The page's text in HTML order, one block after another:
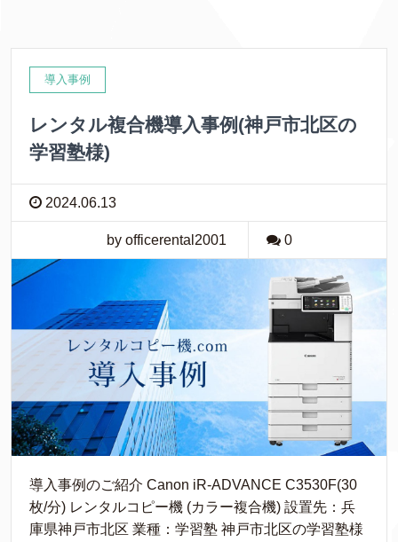
導入事例
レンタル複合機導入事例(神戸市北区の
学習塾様)
2024.06.13
by officerental2001 0
導入事例のご紹介 Canon iR-ADVANCE C3530F(30
枚/分) レンタルコピー機 (カラー複合機) 設置先：兵
庫県神戸市北区 業種：学習塾 神戸市北区の学習塾様